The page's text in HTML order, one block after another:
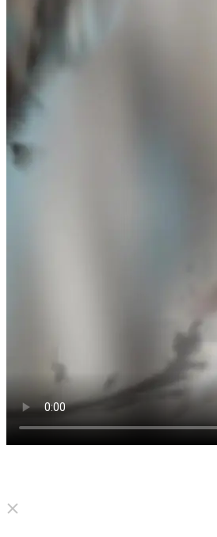
Click to unmute